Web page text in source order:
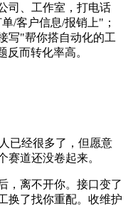
司、工作室，打电话
/客户信息/报销上"；
写"帮你搭自动化的工
而转化率高。
已经很多了，但愿意
赛道还没卷起来。
，离不开你。接口变了
换了找你重配。收维护